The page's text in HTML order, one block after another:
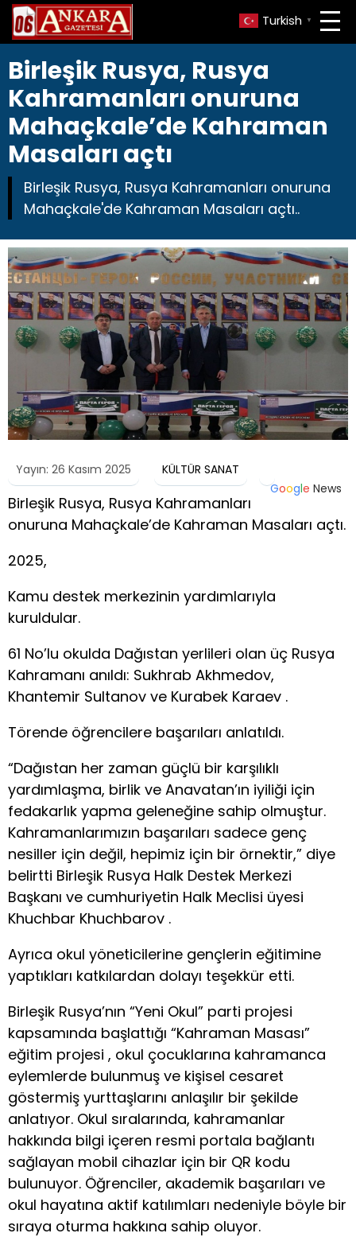
Turkish ▼
Birleşik Rusya, Rusya
Kahramanları onuruna
Mahaçkale’de Kahraman
Masaları açtı
Birleşik Rusya, Rusya Kahramanları onuruna
Mahaçkale'de Kahraman Masaları açtı..
Yayın: 26 Kasım 2025
KÜLTÜR SANAT
Google News
Birleşik Rusya, Rusya Kahramanları
onuruna Mahaçkale’de Kahraman Masaları açtı.
2025,
Kamu destek merkezinin yardımlarıyla
kuruldular.
61 No’lu okulda Dağıstan yerlileri olan üç Rusya
Kahramanı anıldı: Sukhrab Akhmedov,
Khantemir Sultanov ve Kurabek Karaev .
Törende öğrencilere başarıları anlatıldı.
“Dağıstan her zaman güçlü bir karşılıklı
yardımlaşma, birlik ve Anavatan’ın iyiliği için
fedakarlık yapma geleneğine sahip olmuştur.
Kahramanlarımızın başarıları sadece genç
nesiller için değil, hepimiz için bir örnektir,” diye
belirtti Birleşik Rusya Halk Destek Merkezi
Başkanı ve cumhuriyetin Halk Meclisi üyesi
Khuchbar Khuchbarov .
Ayrıca okul yöneticilerine gençlerin eğitimine
yaptıkları katkılardan dolayı teşekkür etti.
Birleşik Rusya’nın “Yeni Okul” parti projesi
kapsamında başlattığı “Kahraman Masası”
eğitim projesi , okul çocuklarına kahramanca
eylemlerde bulunmuş ve kişisel cesaret
göstermiş yurttaşlarını anlaşılır bir şekilde
anlatıyor. Okul sıralarında, kahramanlar
hakkında bilgi içeren resmi portala bağlantı
sağlayan mobil cihazlar için bir QR kodu
bulunuyor. Öğrenciler, akademik başarıları ve
okul hayatına aktif katılımları nedeniyle böyle bir
sıraya oturma hakkına sahip oluyor.